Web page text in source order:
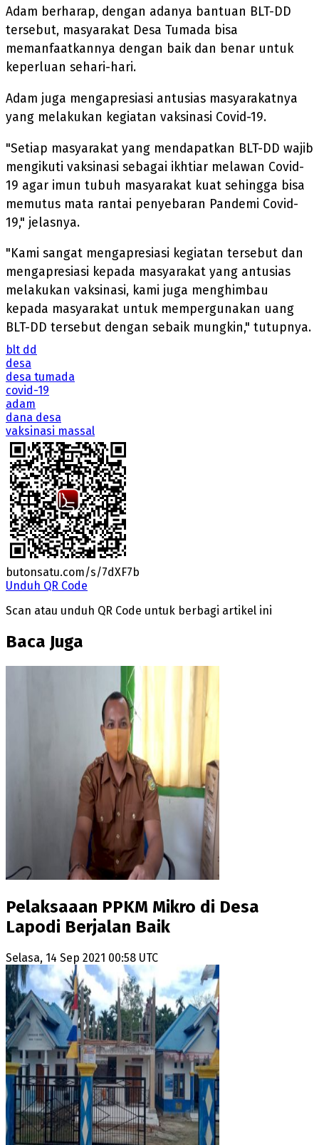
Adam berharap, dengan adanya bantuan BLT-DD
tersebut, masyarakat Desa Tumada bisa
memanfaatkannya dengan baik dan benar untuk
keperluan sehari-hari.
Adam juga mengapresiasi antusias masyarakatnya
yang melakukan kegiatan vaksinasi Covid-19.
"Setiap masyarakat yang mendapatkan BLT-DD wajib
mengikuti vaksinasi sebagai ikhtiar melawan Covid-
19 agar imun tubuh masyarakat kuat sehingga bisa
memutus mata rantai penyebaran Pandemi Covid-
19," jelasnya.
"Kami sangat mengapresiasi kegiatan tersebut dan
mengapresiasi kepada masyarakat yang antusias
melakukan vaksinasi, kami juga menghimbau
kepada masyarakat untuk mempergunakan uang
BLT-DD tersebut dengan sebaik mungkin," tutupnya.
blt dd
desa
desa tumada
covid-19
adam
dana desa
vaksinasi massal
butonsatu.com/s/7dXF7b
Unduh QR Code
Scan atau unduh QR Code untuk berbagi artikel ini
Baca Juga
Pelaksaaan PPKM Mikro di Desa
Lapodi Berjalan Baik
Selasa, 14 Sep 2021 00:58 UTC